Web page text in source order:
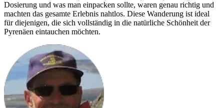
Dosierung und was man einpacken sollte, waren genau richtig und
machten das gesamte Erlebnis nahtlos. Diese Wanderung ist ideal
für diejenigen, die sich vollständig in die natürliche Schönheit der
Pyrenäen eintauchen möchten.